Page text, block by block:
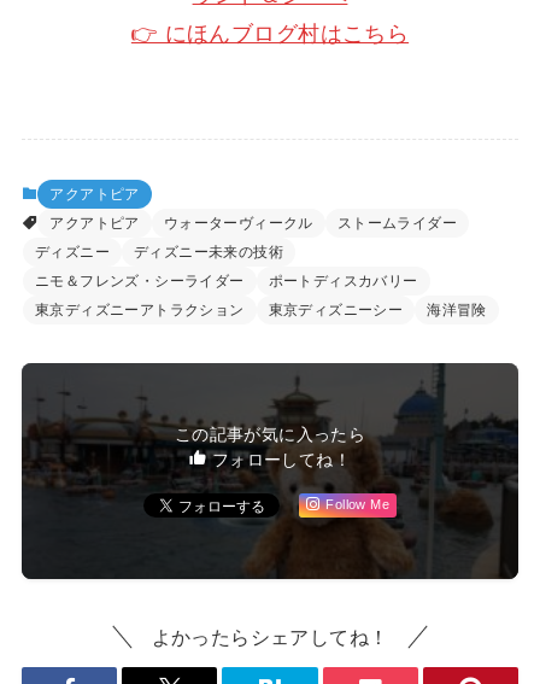
👉 にほんブログ村はこちら
アクアトピア
アクアトピア
ウォーターヴィークル
ストームライダー
ディズニー
ディズニー未来の技術
ニモ＆フレンズ・シーライダー
ポートディスカバリー
東京ディズニーアトラクション
東京ディズニーシー 海洋冒険
この記事が気に入ったら
フォローしてね！
Follow Me
よかったらシェアしてね！